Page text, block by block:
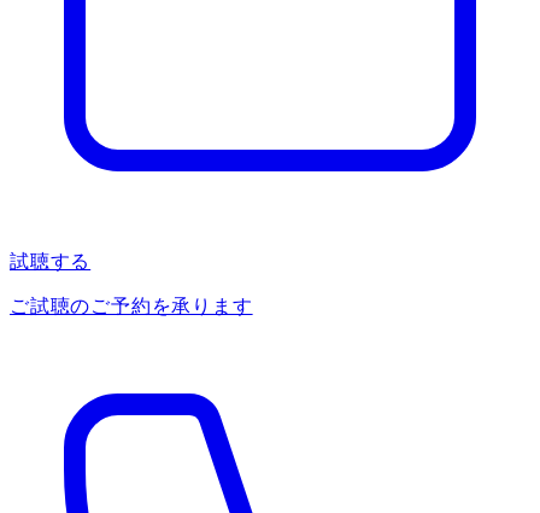
試聴する
ご試聴のご予約を承ります